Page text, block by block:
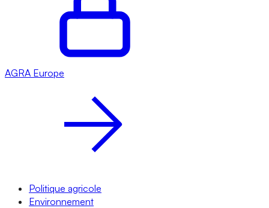
AGRA Europe
Politique agricole
Environnement